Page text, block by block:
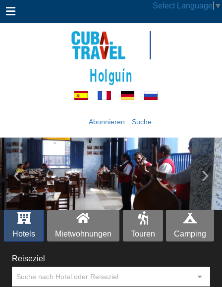
Select Language ▼
Holguín
Abonnieren Suche
‹ ›
Hotels Mietwohnungen Touren Camping
Reiseziel
Suche nach Hotel oder Reiseziel